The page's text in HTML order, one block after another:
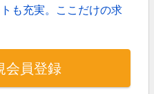
も充実。 ここだけの求
会員登録